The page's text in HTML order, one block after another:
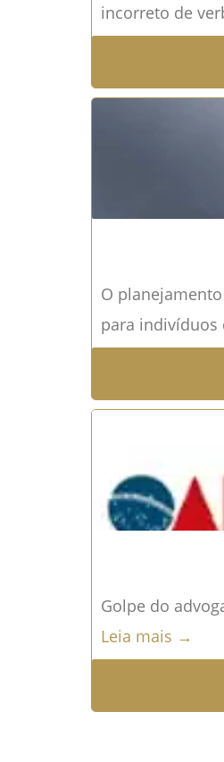
incorreto de
O
para indivíduos
Golpe do
Leia mais →